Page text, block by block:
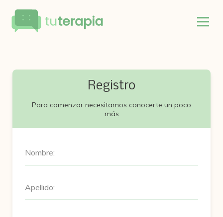
Registro
Para comenzar necesitamos conocerte un poco
más
Nombre:
Apellido: